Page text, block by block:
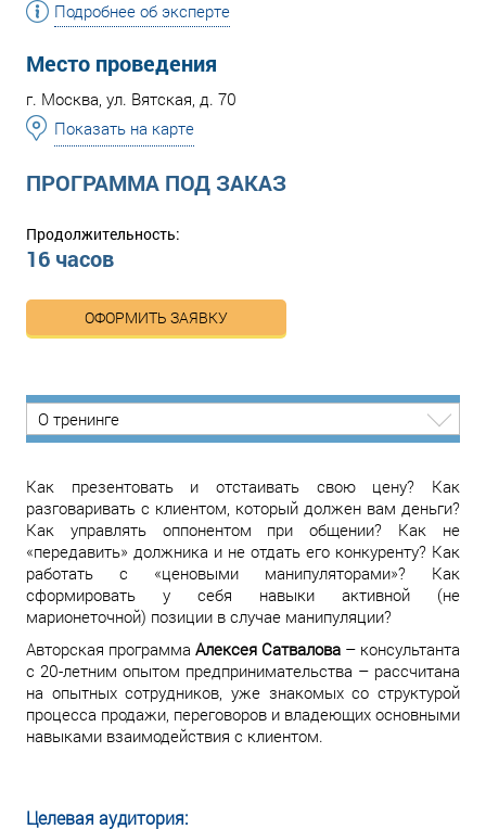
Подробнее об эксперте
Место проведения
г. Москва, ул. Вятская, д. 70
Показать на карте
ПРОГРАММА ПОД ЗАКАЗ
Продолжительность:
16 часов
ОФОРМИТЬ ЗАЯВКУ
О тренинге
Как презентовать и отстаивать свою цену? Как
разговаривать с клиентом, который должен вам деньги?
Как управлять оппонентом при общении? Как не
«передавить» должника и не отдать его конкуренту? Как
работать с «ценовыми манипуляторами»? Как
сформировать у себя навыки активной (не
марионеточной) позиции в случае манипуляции?
Авторская программа Алексея Сатвалова – консультанта
с 20-летним опытом предпринимательства – рассчитана
на опытных сотрудников, уже знакомых со структурой
процесса продажи, переговоров и владеющих основными
навыками взаимодействия с клиентом.
Целевая аудитория: